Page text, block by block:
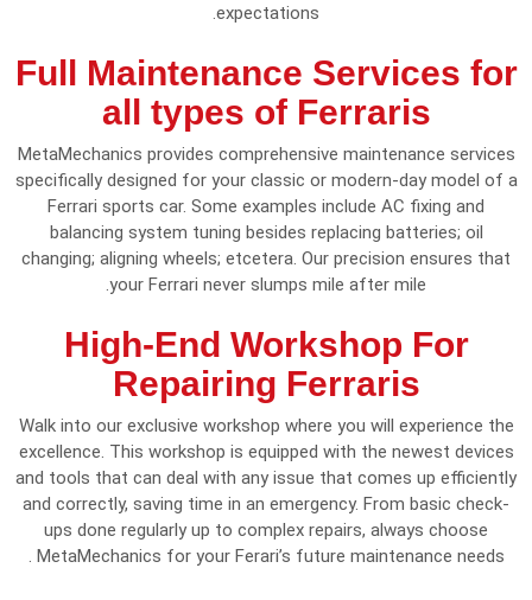
expectations.
Full Maintenance Services for
all types of Ferraris
MetaMechanics provides comprehensive maintenance services
specifically designed for your classic or modern-day model of a
Ferrari sports car. Some examples include AC fixing and
balancing system tuning besides replacing batteries; oil
changing; aligning wheels; etcetera. Our precision ensures that
your Ferrari never slumps mile after mile.
High-End Workshop For
Repairing Ferraris
Walk into our exclusive workshop where you will experience the
excellence. This workshop is equipped with the newest devices
and tools that can deal with any issue that comes up efficiently
and correctly, saving time in an emergency. From basic check-
ups done regularly up to complex repairs, always choose
MetaMechanics for your Ferari’s future maintenance needs .